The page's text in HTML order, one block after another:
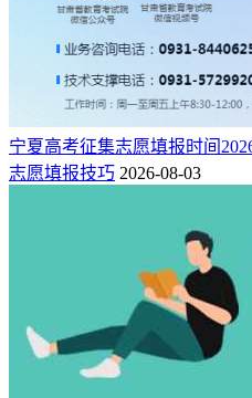
宁夏高考征集志愿填报时间
志愿填报技巧 2026-08-03